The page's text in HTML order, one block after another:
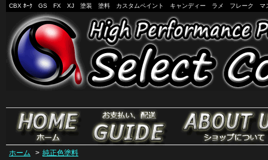
CBX ﾎｰｸ GS FX XJ 塗装 塗料 カスタムペイント キャンディー ラメ フレーク マ
ホーム > 純正色塗料